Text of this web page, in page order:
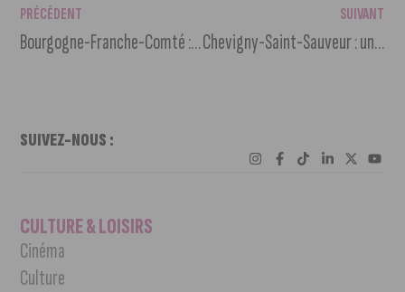
PRÉCÉDENT
Bourgogne-Franche-Comté : un nouvel accord pour dynamiser la circulation des artistes
SUIVANT
Chevigny-Saint-Sauveur : un magazine pour sensibiliser aux violences faites aux femmes
SUIVEZ-NOUS :
CULTURE & LOISIRS
Cinéma
Culture